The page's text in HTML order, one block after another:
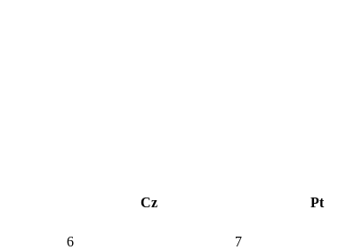
Cz Pt
6 7